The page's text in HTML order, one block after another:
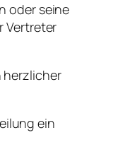
oder seine
Vertreter
herzlicher
ein